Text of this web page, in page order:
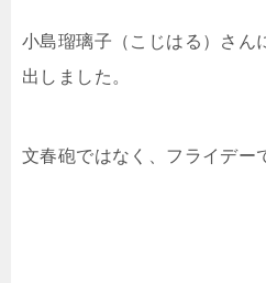
小島瑠璃子（こじはる）さん
出しました。
文春砲ではなく、フライデー